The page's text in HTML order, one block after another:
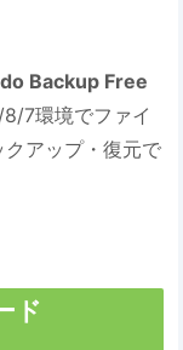
Backup Free
7環境でファイ
アップ・復元で
ド